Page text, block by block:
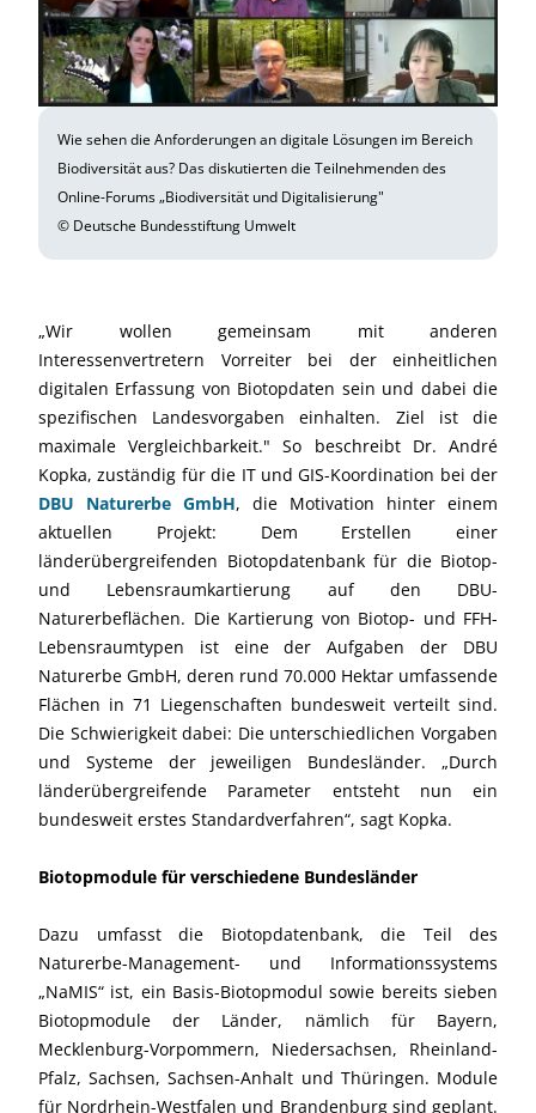
Wie sehen die Anforderungen an digitale Lösungen im Bereich
Biodiversität aus? Das diskutierten die Teilnehmenden des
Online-Forums „Biodiversität und Digitalisierung"
© Deutsche Bundesstiftung Umwelt
„Wir wollen gemeinsam mit anderen
Interessenvertretern Vorreiter bei der einheitlichen
digitalen Erfassung von Biotopdaten sein und dabei die
spezifischen Landesvorgaben einhalten. Ziel ist die
maximale Vergleichbarkeit." So beschreibt Dr. André
Kopka, zuständig für die IT und GIS-Koordination bei der
DBU Naturerbe GmbH, die Motivation hinter einem
aktuellen Projekt: Dem Erstellen einer
länderübergreifenden Biotopdatenbank für die Biotop-
und Lebensraumkartierung auf den DBU-
Naturerbeflächen. Die Kartierung von Biotop- und FFH-
Lebensraumtypen ist eine der Aufgaben der DBU
Naturerbe GmbH, deren rund 70.000 Hektar umfassende
Flächen in 71 Liegenschaften bundesweit verteilt sind.
Die Schwierigkeit dabei: Die unterschiedlichen Vorgaben
und Systeme der jeweiligen Bundesländer. „Durch
länderübergreifende Parameter entsteht nun ein
bundesweit erstes Standardverfahren“, sagt Kopka.
Biotopmodule für verschiedene Bundesländer
Dazu umfasst die Biotopdatenbank, die Teil des
Naturerbe-Management- und Informationssystems
„NaMIS“ ist, ein Basis-Biotopmodul sowie bereits sieben
Biotopmodule der Länder, nämlich für Bayern,
Mecklenburg-Vorpommern, Niedersachsen, Rheinland-
Pfalz, Sachsen, Sachsen-Anhalt und Thüringen. Module
für Nordrhein-Westfalen und Brandenburg sind geplant.